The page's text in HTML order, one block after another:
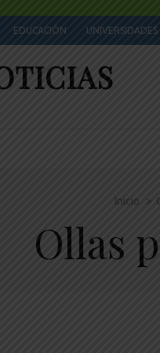
EDUCACIÓN UNIVERSIDADES
Inicio >
Ollas